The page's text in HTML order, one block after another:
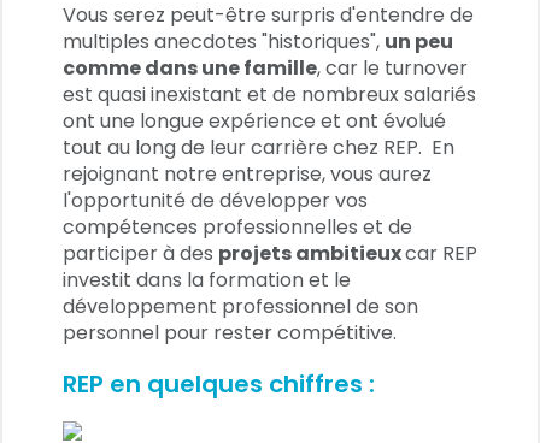
Vous serez peut-être surpris d'entendre de
multiples anecdotes "historiques", un peu
comme dans une famille, car le turnover
est quasi inexistant et de nombreux salariés
ont une longue expérience et ont évolué
tout au long de leur carrière chez REP. En
rejoignant notre entreprise, vous aurez
l'opportunité de développer vos
compétences professionnelles et de
participer à des projets ambitieuxcar REP
investit dans la formation et le
développement professionnel de son
personnel pour rester compétitive.
REP en quelques chiffres :